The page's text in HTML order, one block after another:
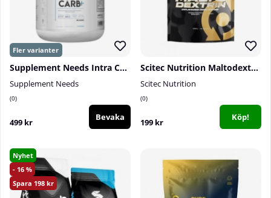
Supplement Needs Intra Carbs+, 30 serv.
Supplement Needs
0
499 kr Bevaka
Scitec Nutrition Maltodextrin, 2000 g
Scitec Nutrition
0
199 kr Köp!
Nyhet
16
198